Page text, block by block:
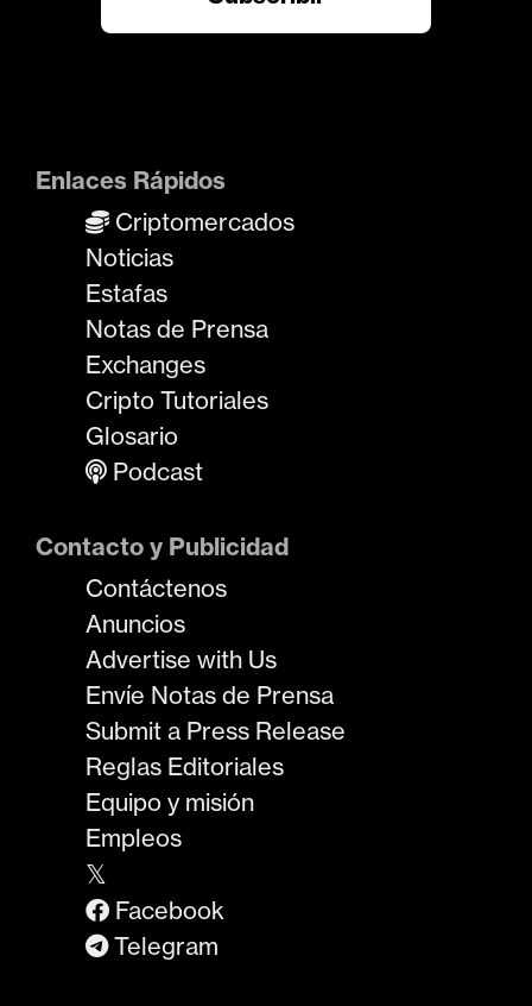
Enlaces Rápidos
Criptomercados
Noticias
Estafas
Notas de Prensa
Exchanges
Cripto Tutoriales
Glosario
Podcast
Contacto y Publicidad
Contáctenos
Anuncios
Advertise with Us
Envíe Notas de Prensa
Submit a Press Release
Reglas Editoriales
Equipo y misión
Empleos
𝕏
Facebook
Telegram